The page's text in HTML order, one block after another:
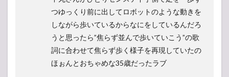
つゆっくり前に出してロボットのような動きを
しながら歩いているからなにをしているんだろ
うと思ったら”焦らず並んで歩いていこう”の歌
詞に合わせて焦らず歩く様子を再現していたの
ほぉんとおちゃめな35歳だったラブ